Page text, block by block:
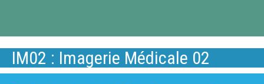
IM02 : Imagerie Médicale 02